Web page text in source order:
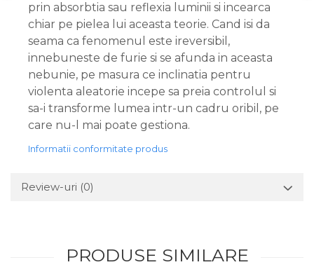
prin absorbtia sau reflexia luminii si incearca
chiar pe pielea lui aceasta teorie. Cand isi da
seama ca fenomenul este ireversibil,
innebuneste de furie si se afunda in aceasta
nebunie, pe masura ce inclinatia pentru
violenta aleatorie incepe sa preia controlul si
sa-i transforme lumea intr-un cadru oribil, pe
care nu-l mai poate gestiona.
Informatii conformitate produs
Review-uri (0)
PRODUSE SIMILARE